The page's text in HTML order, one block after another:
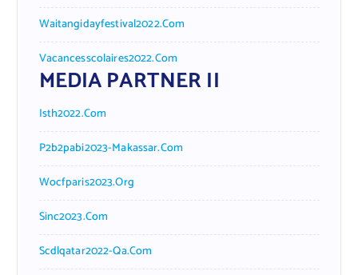
Waitangidayfestival2022.com
Vacancesscolaires2022.com
MEDIA PARTNER II
Isth2022.com
P2b2pabi2023-Makassar.com
Wocfparis2023.org
Sinc2023.com
Scdlqatar2022-Qa.com